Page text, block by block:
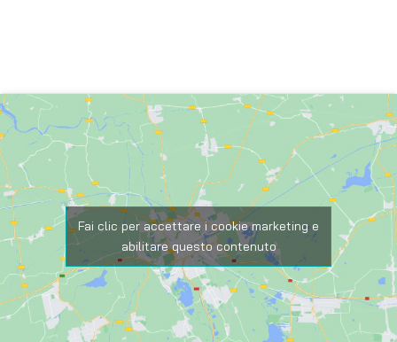
Fai clic per accettare i cookie marketing e
abilitare questo contenuto